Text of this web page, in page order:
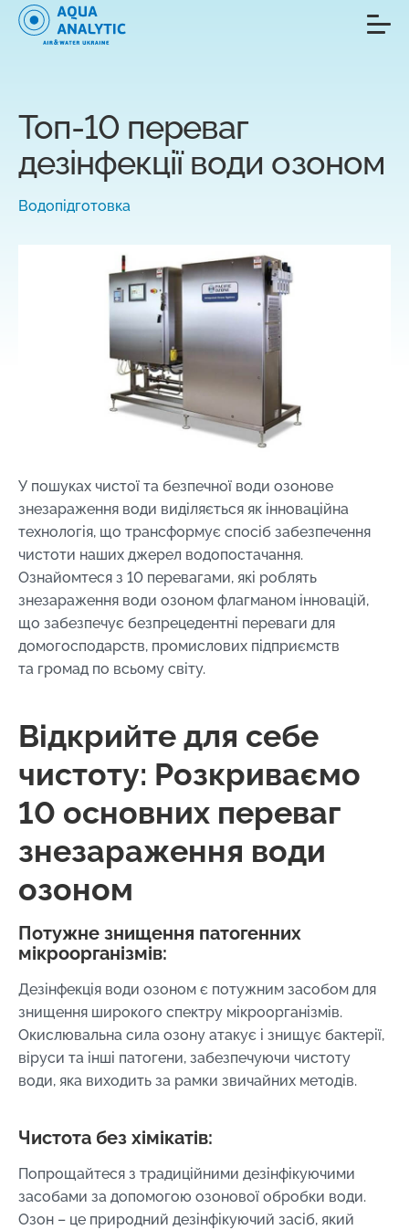
Топ-10 переваг
дезінфекції води озоном
Водопідготовка
У пошуках чистої та безпечної води озонове
знезараження води виділяється як інноваційна
технологія, що трансформує спосіб забезпечення
чистоти наших джерел водопостачання.
Ознайомтеся з 10 перевагами, які роблять
знезараження води озоном флагманом інновацій,
що забезпечує безпрецедентні переваги для
домогосподарств, промислових підприємств
та громад по всьому світу.
Відкрийте для себе
чистоту: Розкриваємо
10 основних переваг
знезараження води
озоном
Потужне знищення патогенних
мікроорганізмів:
Дезінфекція води озоном є потужним засобом для
знищення широкого спектру мікроорганізмів.
Окислювальна сила озону атакує і знищує бактерії,
віруси та інші патогени, забезпечуючи чистоту
води, яка виходить за рамки звичайних методів.
Чистота без хімікатів:
Попрощайтеся з традиційними дезінфікуючими
засобами за допомогою озонової обробки води.
Озон – це природний дезінфікуючий засіб, який